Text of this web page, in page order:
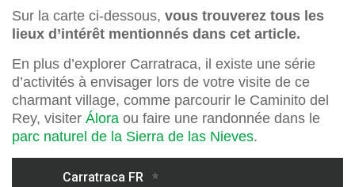
Sur la carte ci-dessous, vous trouverez tous les
lieux d’intérêt mentionnés dans cet article.
En plus d’explorer Carratraca, il existe une série
d’activités à envisager lors de votre visite de ce
charmant village, comme parcourir le Caminito del
Rey, visiter Álora ou faire une randonnée dans le
parc naturel de la Sierra de las Nieves.